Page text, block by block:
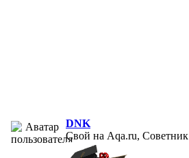
DNK
Свой на Aqa.ru, Советник